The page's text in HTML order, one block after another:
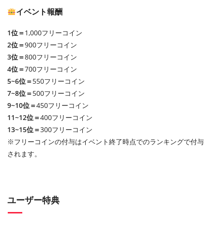
イベント報酬
1位＝1,000フリーコイン
2位＝900フリーコイン
3位＝800フリーコイン
4位＝700フリーコイン
5~6位＝550フリーコイン
7~8位＝500フリーコイン
9~10位＝450フリーコイン
11~12位＝400フリーコイン
13~15位＝300フリーコイン
※フリーコインの付与はイベント終了時点でのランキングで付与
されます。
ユーザー特典